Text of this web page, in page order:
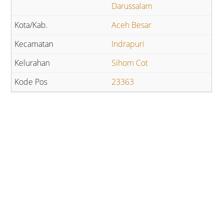
Darussalam
Aceh Besar
Indrapuri
Sihom Cot
23363